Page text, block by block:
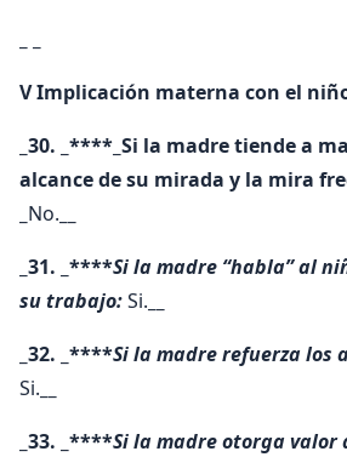
V Implicación materna con el
_30. _****_Si la madre tiende a
alcance de su mirada y la mira
No.
_31. _****Si la madre “habla” al
su trabajo:Si.
_32. _****Si la madre refuerza los
Si.
_33. _****Si la madre otorga valor